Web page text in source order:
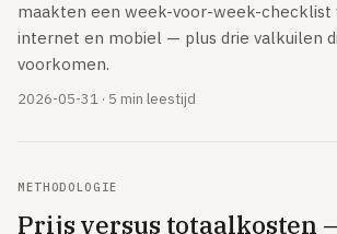
Volledig overzicht — alle uitleg-artikelen
51 providers · publiek vergeleken
Over
maakten een week-voor-week-checklist
internet en mobiel — plus drie valkuilen
voorkomen.
2026-05-31 · 5 min leestijd
METHODOLOGIE
Prijs versus totaalkosten